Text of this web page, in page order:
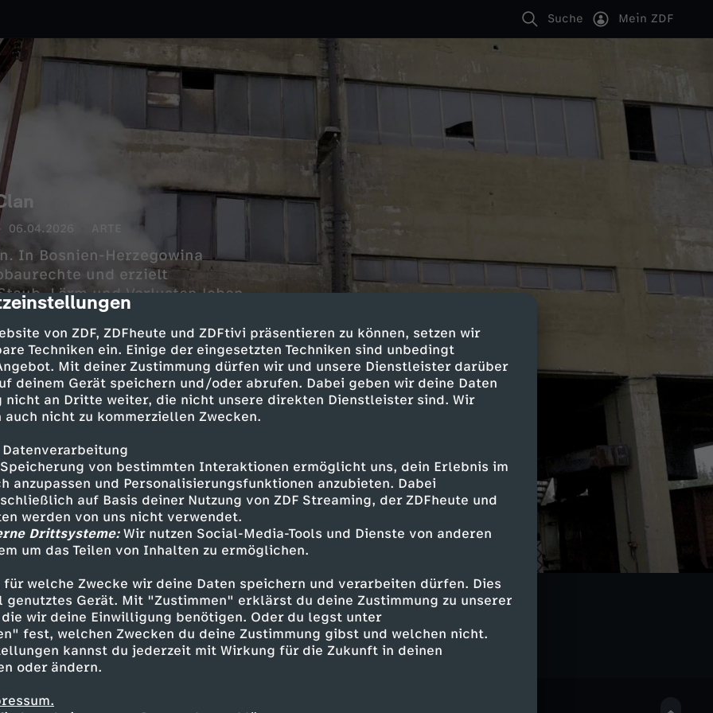
von ZDF, ZDFheute und ZDFtivi präsentieren zu können, setzen wir
Techniken ein. Einige der eingesetzten Techniken sind unbedingt
Mit deiner Zustimmung dürfen wir und unsere Dienstleister darüber
deinem Gerät speichern und/oder abrufen. Dabei geben wir deine Daten
nicht an Dritte weiter, die nicht unsere direkten Dienstleister sind. Wir
nicht zu kommerziellen Zwecken.
von bestimmten Interaktionen ermöglicht uns, dein Erlebnis im
anzupassen und Personalisierungsfunktionen anzubieten. Dabei
auf Basis deiner Nutzung von ZDF Streaming, der ZDFheute und
werden von uns nicht verwendet.
Drittsysteme:Wir nutzen Social-Media-Tools und Dienste von anderen
um das Teilen von Inhalten zu ermöglichen.
für welche Zwecke wir deine Daten speichern und verarbeiten dürfen. Dies
Gerät. Mit "Zustimmen" erklärst du deine Zustimmung zu unserer
wir deine Einwilligung benötigen. Oder du legst unter
fest, welchen Zwecken du deine Zustimmung gibst und welchen nicht.
kannst du jederzeit mit Wirkung für die Zukunft in deinen
oder ändern.
Suche Mein ZDF
06.04.2026 ARTE
In Bosnien-Herzegowina
und erzielt
Lärm und Verlusten leben.
Herzegowina noch immer
der Staat fördert weiter.
entdecken
Reportage hintergründig ARTE Re: